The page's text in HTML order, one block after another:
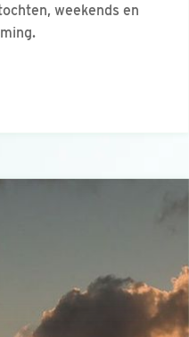
weekends en